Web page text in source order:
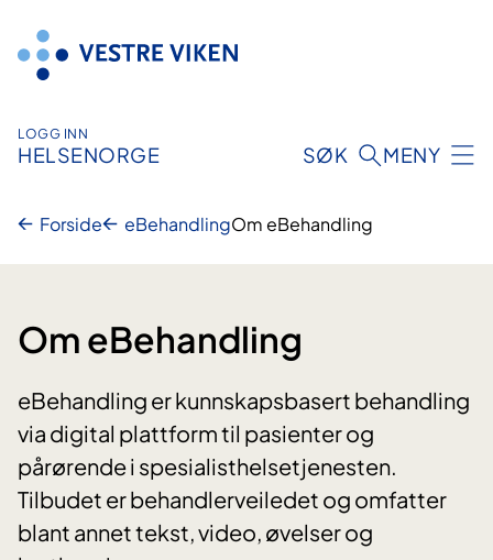
innhold
LOGG INN
HELSENORGE SØK MENY
Forside eBehandlingOm eBehandling
Om eBehandling
eBehandling er kunnskapsbasert behandling
via digital plattform til pasienter og
pårørende i spesialisthelsetjenesten.
Tilbudet er behandlerveiledet og omfatter
blant annet tekst, video, øvelser og